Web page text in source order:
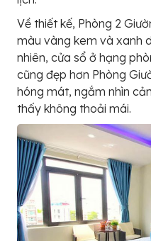
Về thiết kế, Phòng 2
màu vàng kem và xanh
nhiên, cửa sổ ở hạng
cũng đẹp hơn Phòng
hóng mát, ngắm nhìn
thấy không thoải mái.